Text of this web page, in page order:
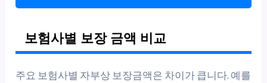
보험사별 보장 금액 비교
주요 보험사별 자부상 보장금액은 차이가 큽니다. 예를